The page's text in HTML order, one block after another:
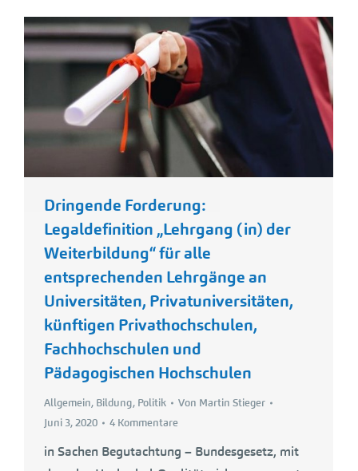
Dringende Forderung:
Legaldefinition „Lehrgang (in) der
Weiterbildung“ für alle
entsprechenden Lehrgänge an
Universitäten, Privatuniversitäten,
künftigen Privathochschulen,
Fachhochschulen und
Pädagogischen Hochschulen
Allgemein, Bildung, Politik Von Martin Stieger
Juni 3, 2020
4 Kommentare
in Sachen Begutachtung – Bundesgesetz, mit